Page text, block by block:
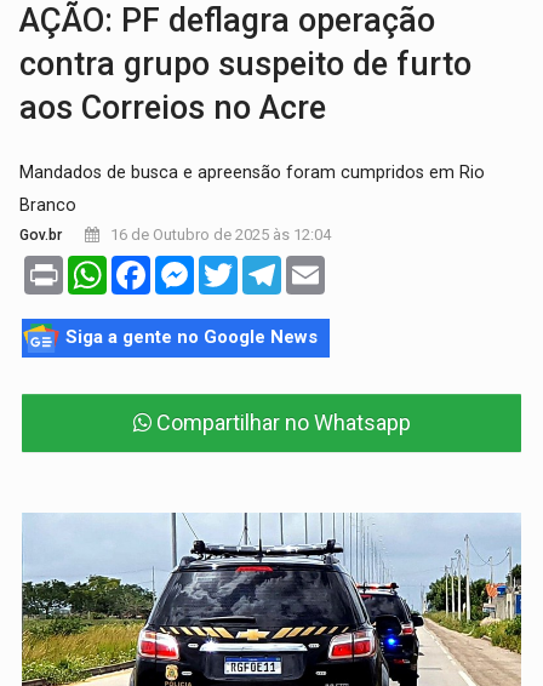
AÇÃO: PF deflagra operação
contra grupo suspeito de furto
aos Correios no Acre
Mandados de busca e apreensão foram cumpridos em Rio
Branco
Gov.br 16 de Outubro de 2025 às 12:04
Print WhatsAppFacebookMessenger
TwitterTelegram
Siga a gente no Google News
Compartilhar no Whatsapp